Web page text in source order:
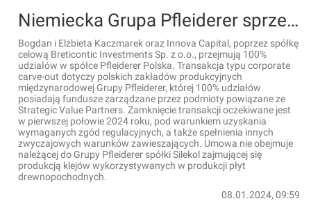
Niemiecka Grupa Pfleiderer sprzedaje polskie fabryki płyt drewnopochodnych
Bogdan i Elżbieta Kaczmarek oraz Innova Capital, poprzez spółkę
celową Breticontic Investments Sp. z o.o., przejmują 100%
udziałów w spółce Pfleiderer Polska. Transakcja typu corporate
carve-out dotyczy polskich zakładów produkcyjnych
międzynarodowej Grupy Pfleiderer, której 100% udziałów
posiadają fundusze zarządzane przez podmioty powiązane ze
Strategic Value Partners. Zamknięcie transakcji oczekiwane jest
w pierwszej połowie 2024 roku, pod warunkiem uzyskania
wymaganych zgód regulacyjnych, a także spełnienia innych
zwyczajowych warunków zawieszających. Umowa nie obejmuje
należącej do Grupy Pfleiderer spółki Silekol zajmującej się
produkcją klejów wykorzystywanych w produkcji płyt
drewnopochodnych.
08.01.2024, 09:59